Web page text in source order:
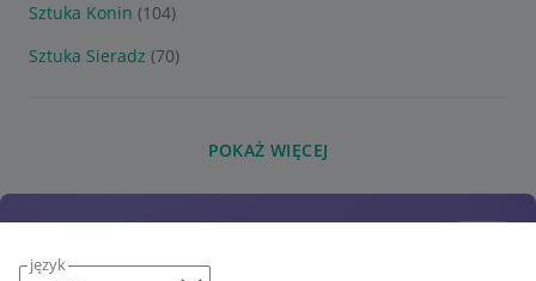
język
Sztuka Konin (104)
Sztuka Sieradz (70)
POKAŻ WIĘCEJ